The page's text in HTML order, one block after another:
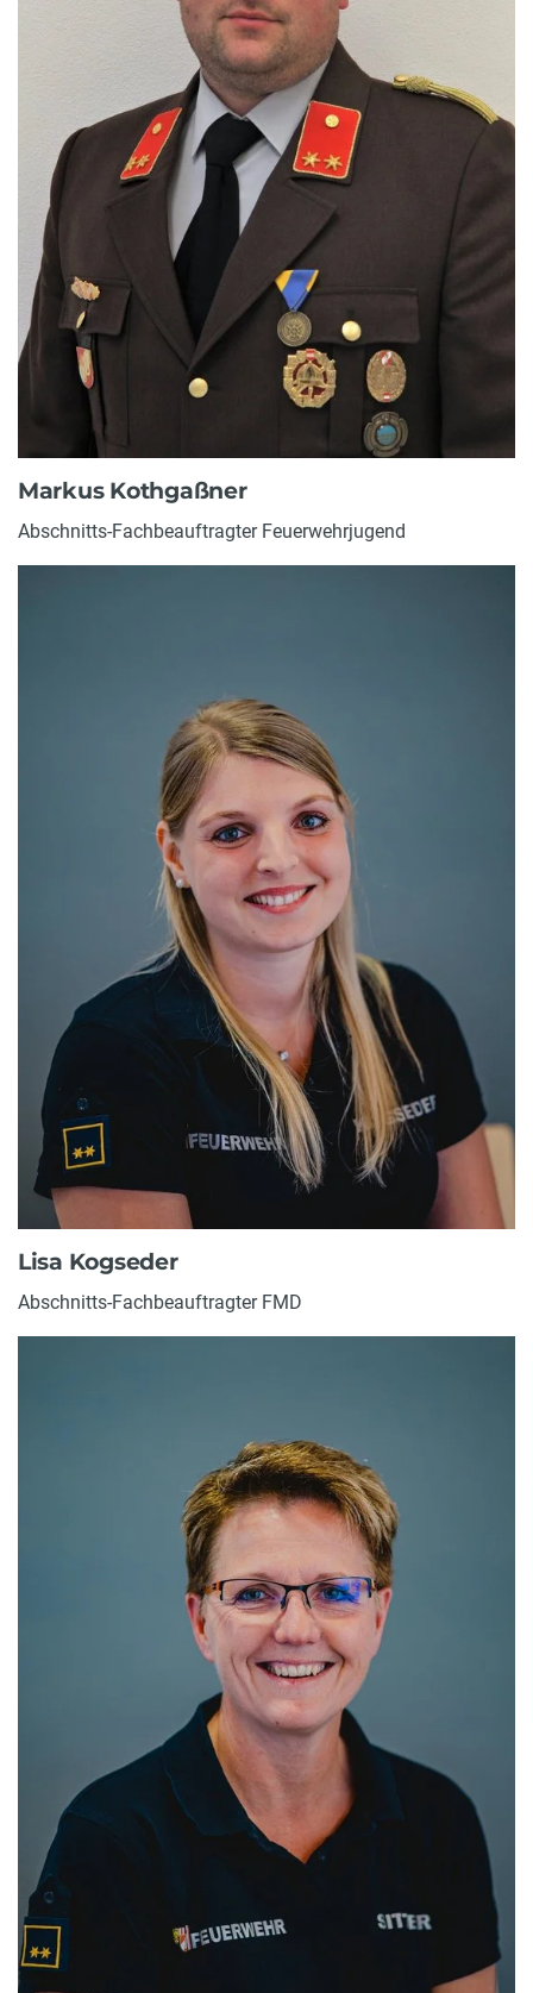
Markus Kothgaßner
Abschnitts-Fachbeauftragter Feuerwehrjugend
Lisa Kogseder
Abschnitts-Fachbeauftragter FMD